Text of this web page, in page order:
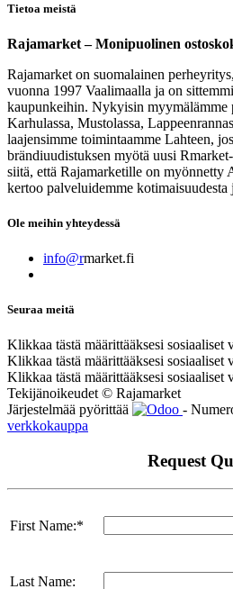
Tietoa meistä
Rajamarket – Monipuolinen
Rajamarket on suomalainen
vuonna 1997 Vaalimaalla ja on
kaupunkeihin. Nykyisin myymälämme
Karhulassa, Mustolassa,
laajensimme toimintaamme Lahteen,
brändiuudistuksen myötä uusi
siitä, että Rajamarketille on myönnetty
kertoo palveluidemme kotimaisuudesta
Ole meihin yhteydessä
info@rmarket.fi
Seuraa meitä
Klikkaa tästä määrittääksesi sosiaaliset
Klikkaa tästä määrittääksesi sosiaaliset
Klikkaa tästä määrittääksesi sosiaaliset
Tekijänoikeudet © Rajamarket
Järjestelmää pyörittää
-
verkkokauppa
Request
First Name:*
Last Name: